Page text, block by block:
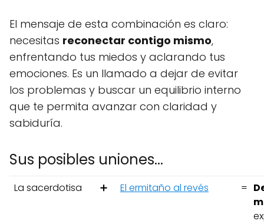
El mensaje de esta combinación es claro:
necesitas reconectar contigo mismo,
enfrentando tus miedos y aclarando tus
emociones. Es un llamado a dejar de evitar
los problemas y buscar un equilibrio interno
que te permita avanzar con claridad y
sabiduría.
Sus posibles uniones...
La sacerdotisa ➕ El ermitaño al revés =